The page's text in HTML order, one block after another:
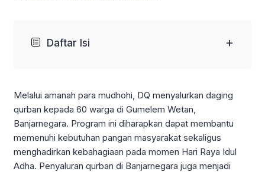
Daftar Isi +
Melalui amanah para mudhohi, DQ menyalurkan daging
qurban kepada 60 warga di Gumelem Wetan,
Banjarnegara. Program ini diharapkan dapat membantu
memenuhi kebutuhan pangan masyarakat sekaligus
menghadirkan kebahagiaan pada momen Hari Raya Idul
Adha. Penyaluran qurban di Banjarnegara juga menjadi